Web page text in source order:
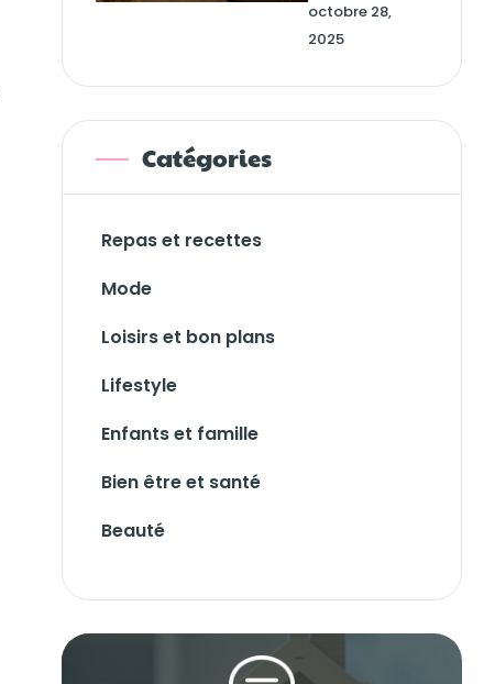
octobre 28,
2025
Catégories
Repas et recettes
Mode
Loisirs et bon plans
Lifestyle
Enfants et famille
Bien être et santé
Beauté